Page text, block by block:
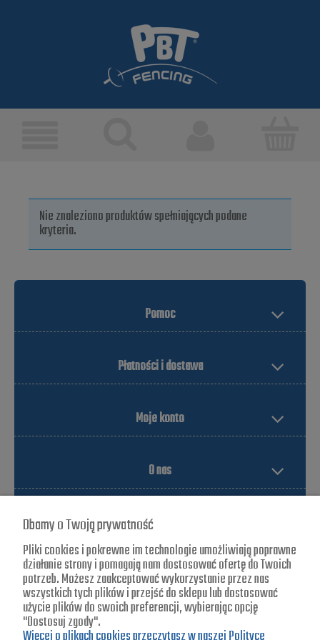
Nie znaleziono produktów spełniających podane
kryteria.
Pomoc
Płatności i dostawa
Moje konto
O nas
Blade-zone
ul. Jagiellońska 25
Dbamy o Twoją prywatność
Pliki cookies i pokrewne im technologie umożliwiają poprawne
działanie strony i pomagają nam dostosować ofertę do Twoich
potrzeb. Możesz zaakceptować wykorzystanie przez nas
wszystkich tych plików i przejść do sklepu lub dostosować
użycie plików do swoich preferencji, wybierając opcję
"Dostosuj zgody".